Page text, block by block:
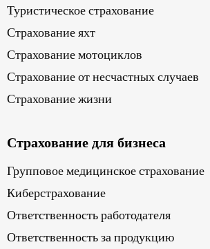
Туристическое страхование
Страхование яхт
Страхование мотоциклов
Страхование от несчастных случаев
Страхование жизни
Страхование для бизнеса
Групповое медицинское страхование
Киберстрахование
Ответственность работодателя
Ответственность за продукцию